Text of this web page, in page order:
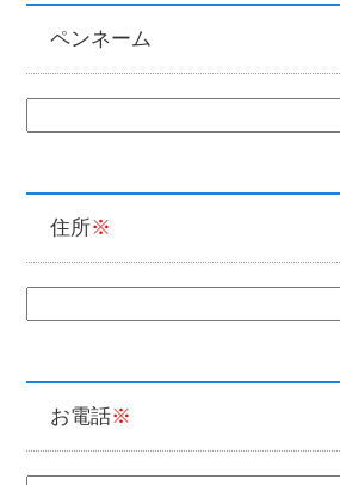
ペンネーム
住所
お電話